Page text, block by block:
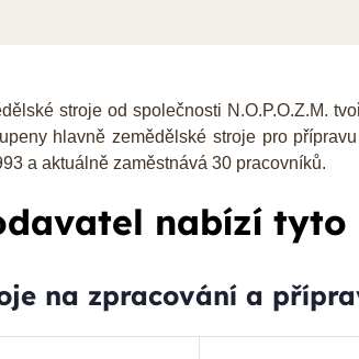
stroje od společnosti N.O.P.O.Z.M.
hlavně zemědělské stroje pro
a aktuálně zaměstnává 30 pracovníků.
nabízí
na zpracování a